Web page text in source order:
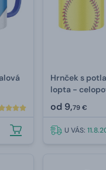
Hrnček s
lopta -
od 9,79 €
U VÁS: